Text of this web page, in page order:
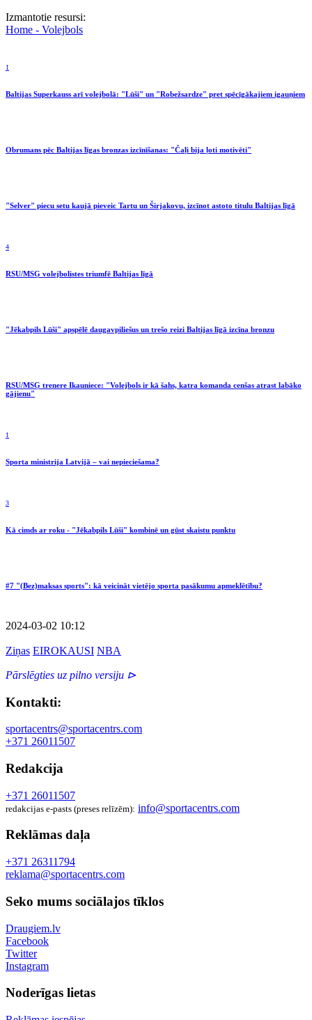
Izmantotie resursi:
Home - Volejbols
1
Baltijas Superkauss arī volejbolā: "Lūši" un "Robežsardze" pret spēcīgākajiem igauņiem
Obrumans pēc Baltijas līgas bronzas izcīnīšanas: "Čaļi bija ļoti motivēti"
"Selver" piecu setu kaujā pieveic Tartu un Širjakovu, izcīnot astoto titulu Baltijas līgā
4
RSU/MSĢ volejbolistes triumfē Baltijas līgā
"Jēkabpils Lūši" apspēlē daugavpiliešus un trešo reizi Baltijas līgā izcīna bronzu
RSU/MSĢ trenere Ikauniece: "Volejbols ir kā šahs, katra komanda cenšas atrast labāko
gājienu"
1
Sporta ministrija Latvijā – vai nepieciešama?
3
Kā cimds ar roku - "Jēkabpils Lūši" kombinē un gūst skaistu punktu
#7 "(Bez)maksas sports": kā veicināt vietējo sporta pasākumu apmeklētību?
2024-03-02 10:12
Ziņas EIROKAUSI NBA
Pārslēgties uz pilno versiju ⊳
Kontakti:
sportacentrs@sportacentrs.com
+371 26011507
Redakcija
+371 26011507
redakcijas e-pasts (preses relīzēm): info@sportacentrs.com
Reklāmas daļa
+371 26311794
reklama@sportacentrs.com
Seko mums sociālajos tīklos
Draugiem.lv
Facebook
Twitter
Instagram
Noderīgas lietas